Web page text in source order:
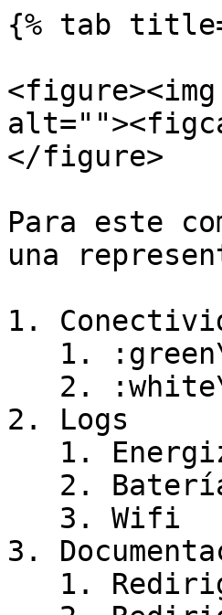
{% tab
</figure>
Para este
una
1.
2. Logs
3.